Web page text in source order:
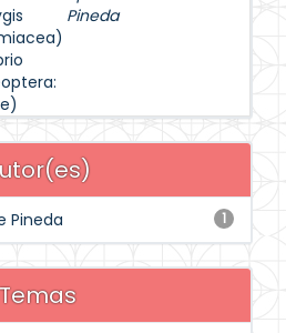
Pineda
1
Pineda
Temas